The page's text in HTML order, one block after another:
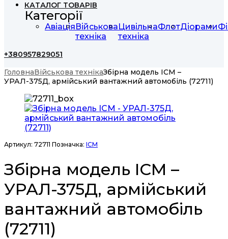
КАТАЛОГ ТОВАРІВ
Категорії
АвіаціяВійськова
техніка
Цивільна
техніка
ФлотДіорами
+380957829051
ГоловнаВійськова технікаЗбірна модель ICM –
УРАЛ-375Д, армійський вантажний автомобіль (72711)
Артикул: 72711 Позначка: ICM
Збірна модель ICM –
УРАЛ-375Д, армійський
вантажний автомобіль
(72711)